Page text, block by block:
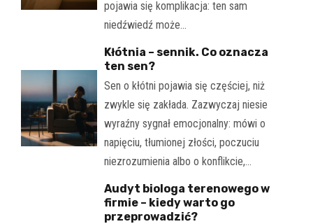
pojawia się komplikacja: ten sam
niedźwiedź może…
Kłótnia – sennik. Co oznacza
ten sen?
Sen o kłótni pojawia się częściej, niż
zwykle się zakłada. Zazwyczaj niesie
wyraźny sygnał emocjonalny: mówi o
napięciu, tłumionej złości, poczuciu
niezrozumienia albo o konflikcie,…
Audyt biologa terenowego w
firmie – kiedy warto go
przeprowadzić?